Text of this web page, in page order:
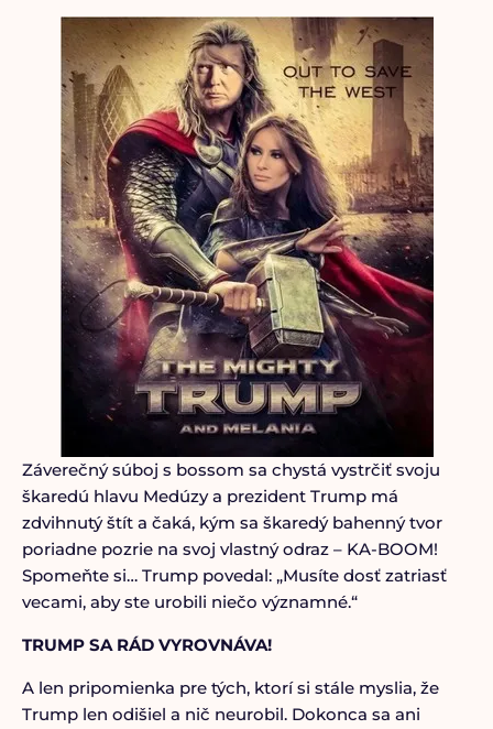
Záverečný súboj s bossom sa chystá vystrčiť svoju
škaredú hlavu Medúzy a prezident Trump má
zdvihnutý štít a čaká, kým sa škaredý bahenný tvor
poriadne pozrie na svoj vlastný odraz – KA-BOOM!
Spomeňte si… Trump povedal: „Musíte dosť zatriasť
vecami, aby ste urobili niečo významné.“
TRUMP SA RÁD VYROVNÁVA!
A len pripomienka pre tých, ktorí si stále myslia, že
Trump len odišiel a nič neurobil. Dokonca sa ani